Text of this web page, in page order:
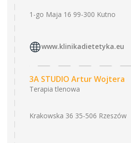
1-go Maja 16 99-300 Kutno
www.klinikadietetyka.eu
3A STUDIO Artur Wojtera
Terapia tlenowa
Krakowska 36 35-506 Rzeszów